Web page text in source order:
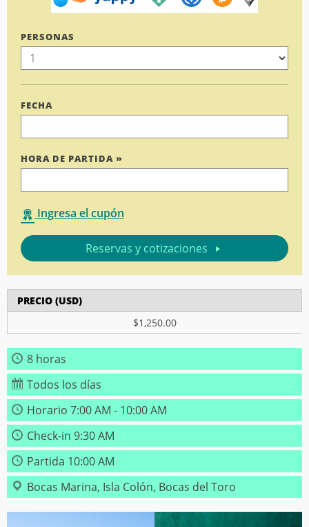
PERSONAS
FECHA
HORA DE PARTIDA »
Ingresa el cupón
Reservas y cotizaciones
PRECIO (USD)
$1,250.00
8 horas
Todos los días
Horario 7:00 AM - 10:00 AM
Check-in 9:30 AM
Partida 10:00 AM
Bocas Marina, Isla Colón, Bocas del Toro